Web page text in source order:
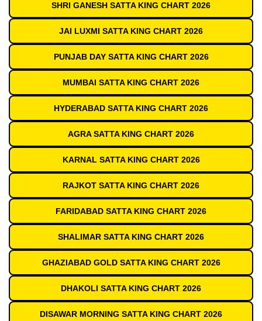
SHRI GANESH SATTA KING CHART 2026
JAI LUXMI SATTA KING CHART 2026
PUNJAB DAY SATTA KING CHART 2026
MUMBAI SATTA KING CHART 2026
HYDERABAD SATTA KING CHART 2026
AGRA SATTA KING CHART 2026
KARNAL SATTA KING CHART 2026
RAJKOT SATTA KING CHART 2026
FARIDABAD SATTA KING CHART 2026
SHALIMAR SATTA KING CHART 2026
GHAZIABAD GOLD SATTA KING CHART 2026
DHAKOLI SATTA KING CHART 2026
DISAWAR MORNING SATTA KING CHART 2026